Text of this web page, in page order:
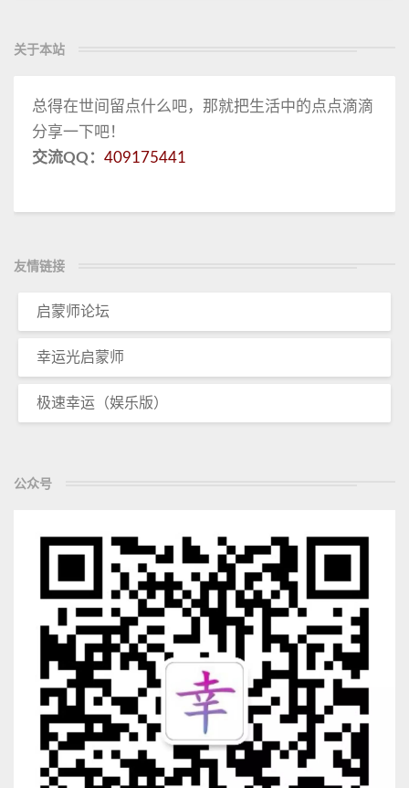
关于本站
总得在世间留点什么吧，那就把生活中的点点滴滴
分享一下吧！
交流QQ： 409175441
友情链接
启蒙师论坛
幸运光启蒙师
极速幸运（娱乐版）
公众号